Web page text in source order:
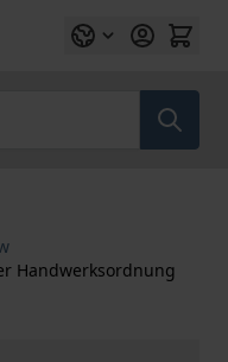
Handwerksordnung